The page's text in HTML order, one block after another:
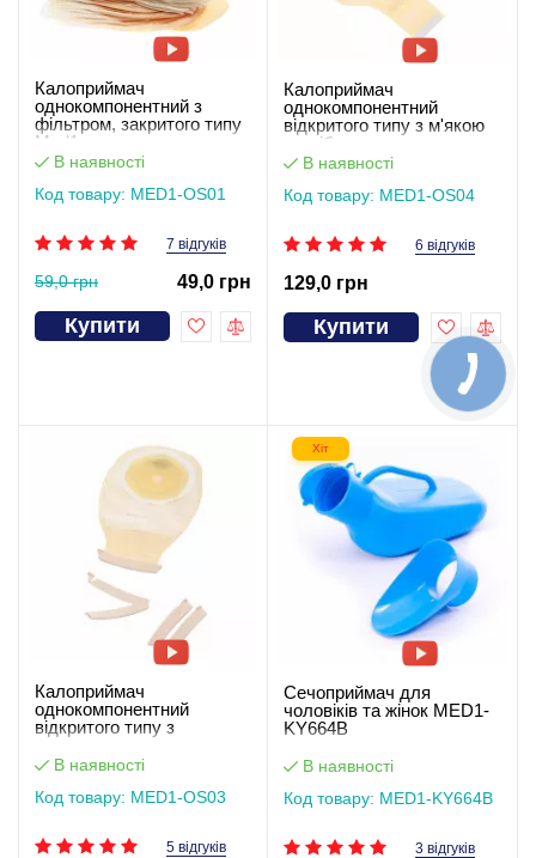
Калоприймач
однокомпонентний з
фільтром, закритого типу
Med1
В наявності
Код товару: MED1-OS01
7 відгуків
59,0 грн 49,0 грн
Купити
Калоприймач
однокомпонентний
відкритого типу з м'якою
застібкою-липучкою
MED1-OS04
В наявності
Код товару: MED1-OS04
6 відгуків
129,0 грн
Купити
Калоприймач
однокомпонентний
відкритого типу з
MED1-OS03
В наявності
Код товару: MED1-OS03
5 відгуків
Хіт
Сечоприймач для
чоловіків та жінок MED1-
KY664B
В наявності
Код товару: MED1-KY664B
3 відгуків